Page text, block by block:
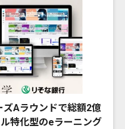
Aラウンドで総額2億
特化型のeラーニング